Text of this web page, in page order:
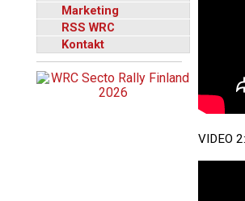
Marketing
RSS WRC
Kontakt
VIDEO 2: